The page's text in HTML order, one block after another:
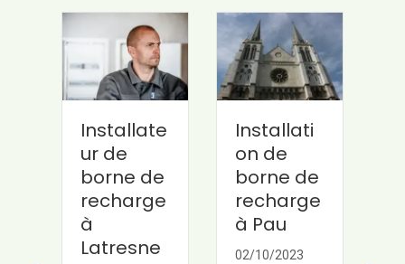
Installate
ur de
borne de
recharge
à
Latresne
Installati
on de
borne de
recharge
à Pau
02/10/2023